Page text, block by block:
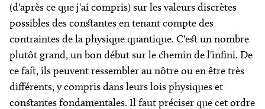
(d'après ce que j'ai compris) sur les valeurs discrètes
possibles des constantes en tenant compte des
contraintes de la physique quantique. C'est un nombre
plutôt grand, un bon début sur le chemin de l'infini. De
ce fait, ils peuvent ressembler au nôtre ou en être très
différents, y compris dans leurs lois physiques et
constantes fondamentales. Il faut préciser que cet ordre